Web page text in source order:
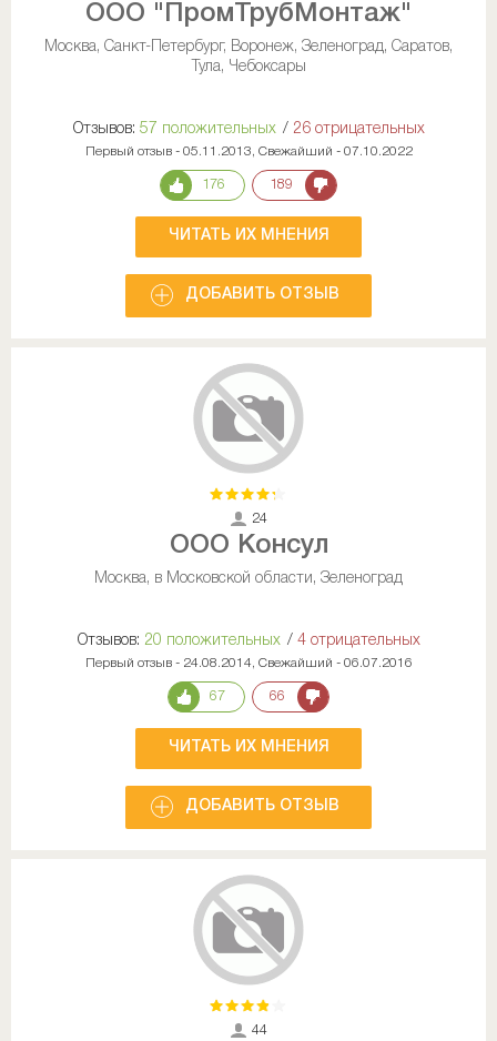
ООО "ПромТрубМонтаж"
Москва, Санкт-Петербург, Воронеж, Зеленоград, Саратов,
Тула, Чебоксары
Отзывов: 57 положительных / 26 отрицательных
Первый отзыв - 05.11.2013, Свежайший - 07.10.2022
176 189
ЧИТАТЬ ИХ МНЕНИЯ
ДОБАВИТЬ ОТЗЫВ
24
ООО Консул
Москва, в Московской области, Зеленоград
Отзывов: 20 положительных / 4 отрицательных
Первый отзыв - 24.08.2014, Свежайший - 06.07.2016
67 66
ЧИТАТЬ ИХ МНЕНИЯ
ДОБАВИТЬ ОТЗЫВ
44